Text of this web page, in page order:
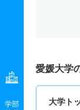
学部
愛媛大学
大学ト